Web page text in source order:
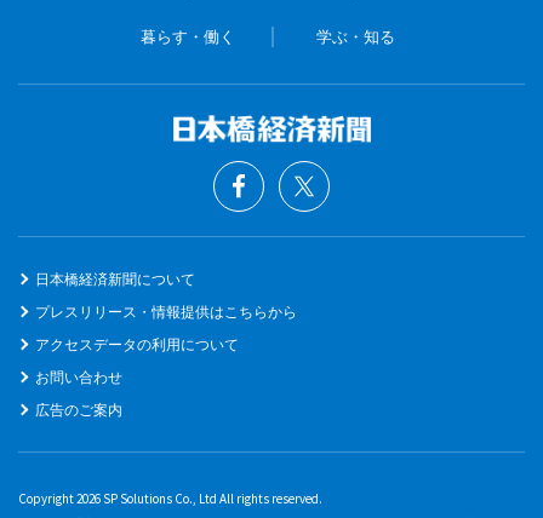
暮らす・働く 学ぶ・知る
日本橋経済新聞について
プレスリリース・情報提供はこちらから
アクセスデータの利用について
お問い合わせ
広告のご案内
Copyright 2026 SP Solutions Co., Ltd All rights reserved.